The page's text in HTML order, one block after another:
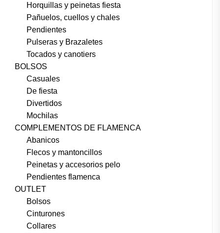
Horquillas y peinetas fiesta
Pañuelos, cuellos y chales
Pendientes
Pulseras y Brazaletes
Tocados y canotiers
BOLSOS
Casuales
De fiesta
Divertidos
Mochilas
COMPLEMENTOS DE FLAMENCA
Abanicos
Flecos y mantoncillos
Peinetas y accesorios pelo
Pendientes flamenca
OUTLET
Bolsos
Cinturones
Collares